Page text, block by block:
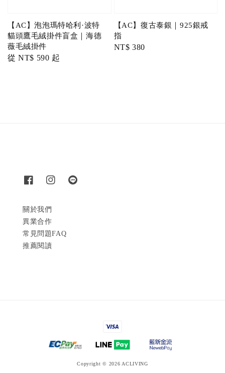
【AC】泡泡瑪特哈利·波特
貓頭鷹毛絨掛件盲盒｜海德
薇毛絨掛件
Regular
從NT$ 590 起
【AC】復古泰銀｜925銀戒
指
Regular
NT$ 380
關於我們
異業合作
常見問題FAQ
推薦閱讀
Copyright © 2026 ACLIVING